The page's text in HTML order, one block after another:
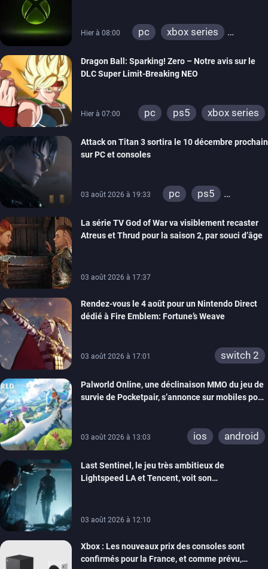
Hier à 08:00 pc
xbox series
Dragon Ball: Sparking! Zero – Notre avis sur le
DLC Super Limit-Breaking NEO
Hier à 07:00 pc ps5 xbox series
Attack on Titan 3 sortira le 10 décembre prochain
sur PC et consoles
03 août 2026 à 19:33 pc
ps5
switch 2
La série TV God of War va visiblement recaster
Atreus et Thrud pour la saison 2, par souci d’âge
03 août 2026 à 17:37
Rendez-vous le 4 août pour un Nintendo Direct
dédié à Fire Emblem: Fortune’s Weave
03 août 2026 à 17:01 switch 2
Palworld Online, une déclinaison MMO du jeu de
survie de Pocketpair, s’annonce sur mobiles pour
03 août 2026 à 13:03 ios android
Last Sentinel, le jeu très ambitieux de
Lightspeed LA et Tencent, voit son
03 août 2026 à 12:10
Xbox : Les nouveaux prix des consoles sont
confirmés pour la France, et comme prévu,